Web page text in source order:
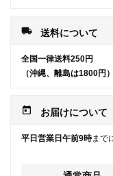
local_shipping 送料について
全国一律送料250円
（沖縄、離島は1800円）
today お届けについて
平日営業日午前9時まで